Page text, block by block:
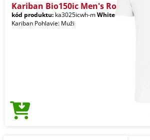
Kariban Bio150ic Men's Ro
kód produktu: ka3025icwh-mWhite
Kariban Pohlavie: Muži